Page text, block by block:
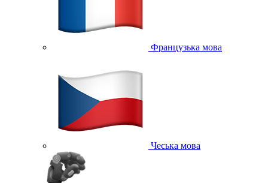
Французька мова
Чеська мова